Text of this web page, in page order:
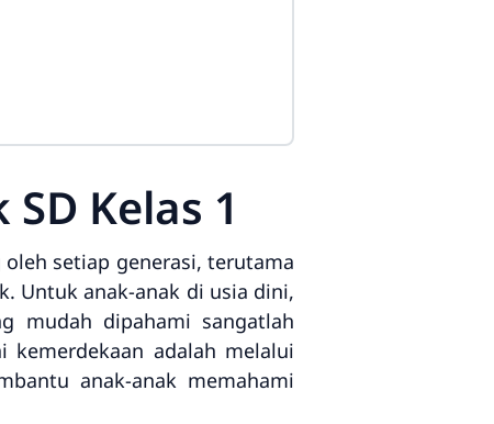
Kelas 1
setiap generasi, terutama
Untuk anak-anak di usia dini,
mudah dipahami sangatlah
adalah melalui
anak-anak memahami